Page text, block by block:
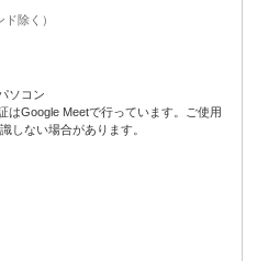
除く）
ソコン
Google Meetで行っています。ご使用
しない場合があります。